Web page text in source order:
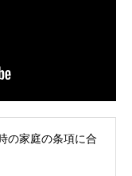
の家庭の条項に合